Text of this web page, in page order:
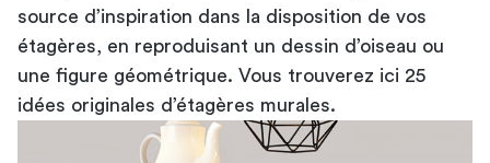
source d’inspiration dans la disposition de vos
étagères, en reproduisant un dessin d’oiseau ou
une figure géométrique. Vous trouverez ici 25
idées originales d’étagères murales.